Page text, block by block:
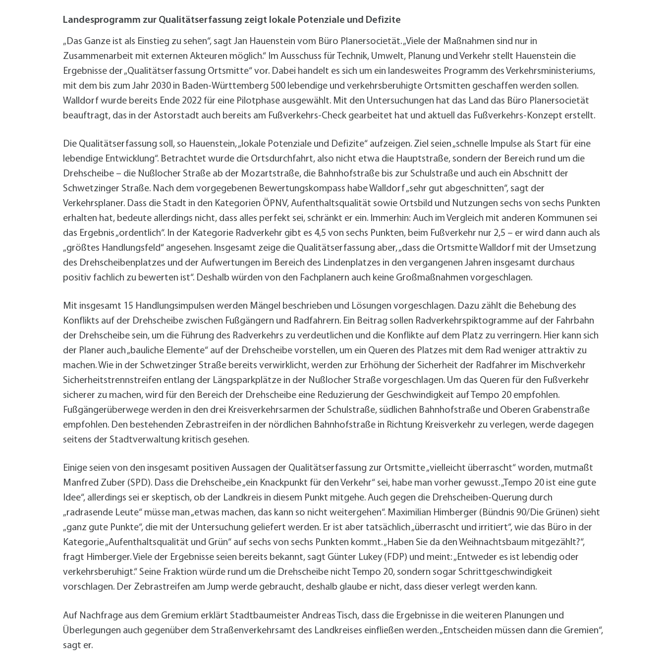
Walldorf-Süd 2. BA
Veranstaltungskalender
Wegbeschreibung
Zahlen und Fakten
Landesprogramm zur Qualitätserfassung zeigt lokale Potenziale und Defizite
„Das Ganze ist als Einstieg zu sehen“, sagt Jan Hauenstein vom Büro Planersocietät. „Viele der Maßnahmen sind nur in
Zusammenarbeit mit externen Akteuren möglich.“ Im Ausschuss für Technik, Umwelt, Planung und Verkehr stellt Hauenstein die
Ergebnisse der „Qualitätserfassung Ortsmitte“ vor. Dabei handelt es sich um ein landesweites Programm des Verkehrsministeriums,
mit dem bis zum Jahr 2030 in Baden-Württemberg 500 lebendige und verkehrsberuhigte Ortsmitten geschaffen werden sollen.
Walldorf wurde bereits Ende 2022 für eine Pilotphase ausgewählt. Mit den Untersuchungen hat das Land das Büro Planersocietät
beauftragt, das in der Astorstadt auch bereits am Fußverkehrs-Check gearbeitet hat und aktuell das Fußverkehrs-Konzept erstellt.
Die Qualitätserfassung soll, so Hauenstein, „lokale Potenziale und Defizite“ aufzeigen. Ziel seien „schnelle Impulse als Start für eine
lebendige Entwicklung“. Betrachtet wurde die Ortsdurchfahrt, also nicht etwa die Hauptstraße, sondern der Bereich rund um die
Drehscheibe – die Nußlocher Straße ab der Mozartstraße, die Bahnhofstraße bis zur Schulstraße und auch ein Abschnitt der
Schwetzinger Straße. Nach dem vorgegebenen Bewertungskompass habe Walldorf „sehr gut abgeschnitten“, sagt der
Verkehrsplaner. Dass die Stadt in den Kategorien ÖPNV, Aufenthaltsqualität sowie Ortsbild und Nutzungen sechs von sechs Punkten
erhalten hat, bedeute allerdings nicht, dass alles perfekt sei, schränkt er ein. Immerhin: Auch im Vergleich mit anderen Kommunen sei
das Ergebnis „ordentlich“. In der Kategorie Radverkehr gibt es 4,5 von sechs Punkten, beim Fußverkehr nur 2,5 – er wird dann auch als
„größtes Handlungsfeld“ angesehen. Insgesamt zeige die Qualitätserfassung aber, „dass die Ortsmitte Walldorf mit der Umsetzung
des Drehscheibenplatzes und der Aufwertungen im Bereich des Lindenplatzes in den vergangenen Jahren insgesamt durchaus
positiv fachlich zu bewerten ist“. Deshalb würden von den Fachplanern auch keine Großmaßnahmen vorgeschlagen.
Mit insgesamt 15 Handlungsimpulsen werden Mängel beschrieben und Lösungen vorgeschlagen. Dazu zählt die Behebung des
Konflikts auf der Drehscheibe zwischen Fußgängern und Radfahrern. Ein Beitrag sollen Radverkehrspiktogramme auf der Fahrbahn
der Drehscheibe sein, um die Führung des Radverkehrs zu verdeutlichen und die Konflikte auf dem Platz zu verringern. Hier kann sich
der Planer auch „bauliche Elemente“ auf der Drehscheibe vorstellen, um ein Queren des Platzes mit dem Rad weniger attraktiv zu
machen. Wie in der Schwetzinger Straße bereits verwirklicht, werden zur Erhöhung der Sicherheit der Radfahrer im Mischverkehr
Sicherheitstrennstreifen entlang der Längsparkplätze in der Nußlocher Straße vorgeschlagen. Um das Queren für den Fußverkehr
sicherer zu machen, wird für den Bereich der Drehscheibe eine Reduzierung der Geschwindigkeit auf Tempo 20 empfohlen.
Fußgängerüberwege werden in den drei Kreisverkehrsarmen der Schulstraße, südlichen Bahnhofstraße und Oberen Grabenstraße
empfohlen. Den bestehenden Zebrastreifen in der nördlichen Bahnhofstraße in Richtung Kreisverkehr zu verlegen, werde dagegen
seitens der Stadtverwaltung kritisch gesehen.
Einige seien von den insgesamt positiven Aussagen der Qualitätserfassung zur Ortsmitte „vielleicht überrascht“ worden, mutmaßt
Manfred Zuber (SPD). Dass die Drehscheibe „ein Knackpunkt für den Verkehr“ sei, habe man vorher gewusst. „Tempo 20 ist eine gute
Idee“, allerdings sei er skeptisch, ob der Landkreis in diesem Punkt mitgehe. Auch gegen die Drehscheiben-Querung durch
„radrasende Leute“ müsse man „etwas machen, das kann so nicht weitergehen“. Maximilian Himberger (Bündnis 90/Die Grünen) sieht
„ganz gute Punkte“, die mit der Untersuchung geliefert werden. Er ist aber tatsächlich „überrascht und irritiert“, wie das Büro in der
Kategorie „Aufenthaltsqualität und Grün“ auf sechs von sechs Punkten kommt. „Haben Sie da den Weihnachtsbaum mitgezählt?“,
fragt Himberger. Viele der Ergebnisse seien bereits bekannt, sagt Günter Lukey (FDP) und meint: „Entweder es ist lebendig oder
verkehrsberuhigt.“ Seine Fraktion würde rund um die Drehscheibe nicht Tempo 20, sondern sogar Schrittgeschwindigkeit
vorschlagen. Der Zebrastreifen am Jump werde gebraucht, deshalb glaube er nicht, dass dieser verlegt werden kann.
Auf Nachfrage aus dem Gremium erklärt Stadtbaumeister Andreas Tisch, dass die Ergebnisse in die weiteren Planungen und
Überlegungen auch gegenüber dem Straßenverkehrsamt des Landkreises einfließen werden. „Entscheiden müssen dann die Gremien“,
sagt er.